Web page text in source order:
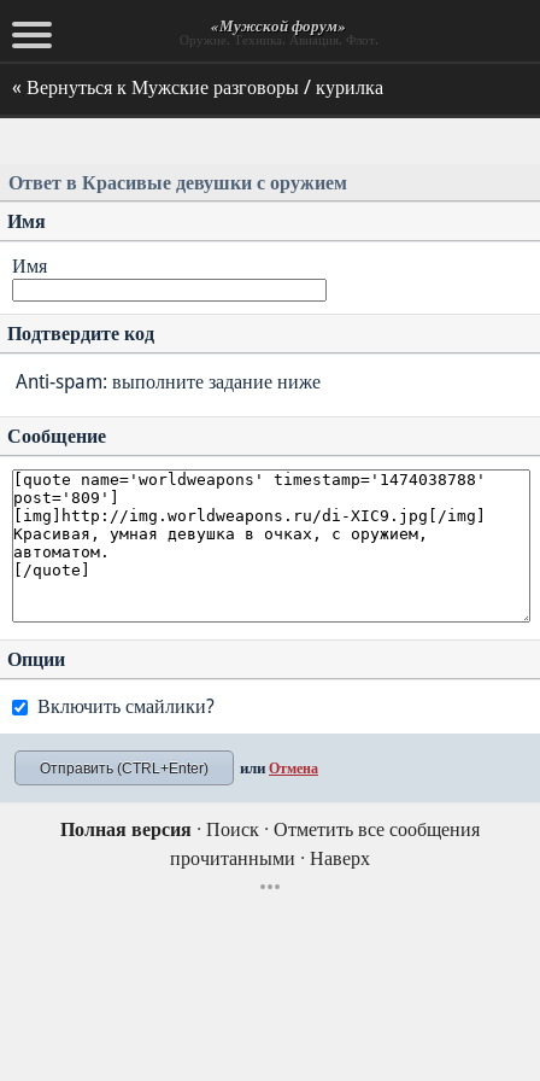
«Мужской форум»
Оружие. Техника. Авиация. Флот.
« Вернуться к Мужские разговоры / курилка
Ответ в Красивые девушки с оружием
Имя
Имя
Подтвердите код
Anti-spam: выполните задание ниже
Сообщение
Опции
Включить смайлики?
или Отмена
Полная версия · Поиск · Отметить все сообщения
прочитанными · Наверх
•••